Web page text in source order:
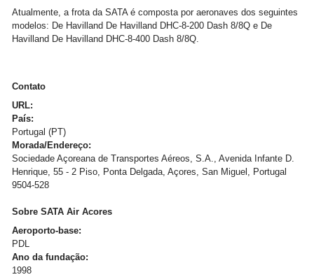
Atualmente, a frota da SATA é composta por aeronaves dos seguintes
modelos: De Havilland De Havilland DHC-8-200 Dash 8/8Q e De
Havilland De Havilland DHC-8-400 Dash 8/8Q.
Contato
URL:
País:
Portugal (PT)
Morada/Endereço:
Sociedade Açoreana de Transportes Aéreos, S.A., Avenida Infante D.
Henrique, 55 - 2 Piso, Ponta Delgada, Açores, San Miguel, Portugal
9504-528
Sobre SATA Air Acores
Aeroporto-base:
PDL
Ano da fundação:
1998